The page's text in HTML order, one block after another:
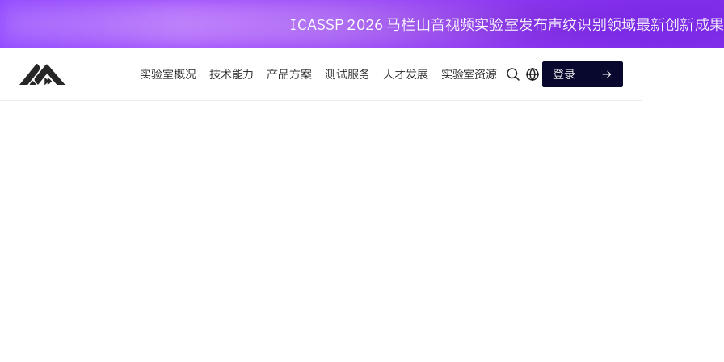
ICASSP 2026 马栏山音视频实验室发布声纹识别领域最新创新成果
实验室概况 技术能力 产品方案 测试服务 人才发展 实验室资源 登录